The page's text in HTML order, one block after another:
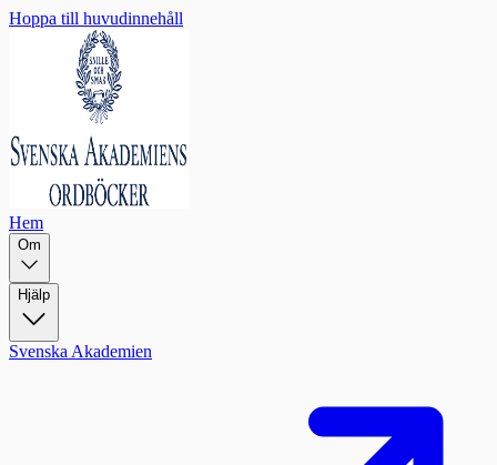
Hoppa till huvudinnehåll
Hem
Om
Hjälp
Svenska Akademien